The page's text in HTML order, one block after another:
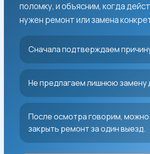
поломку, и объясним, когда
нужен ремонт или замена
Сначала подтверждаем
Не предлагаем лишнюю замену
После осмотра говорим, можно
закрыть ремонт за один выезд.